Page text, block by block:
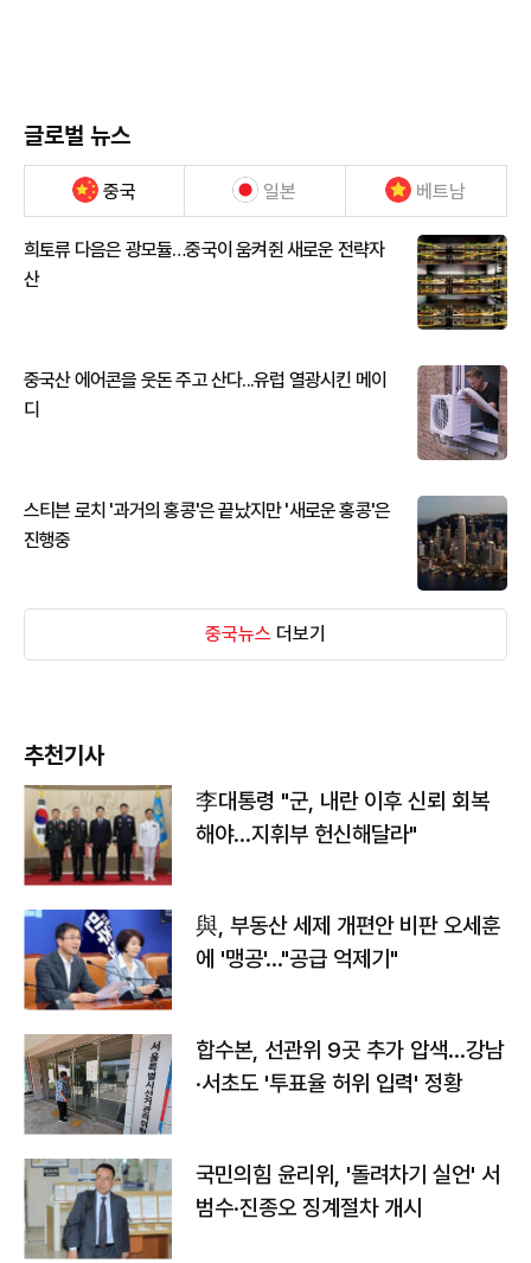
글로벌 뉴스
중국 일본 베트남
희토류 다음은 광모듈…중국이 움켜쥔 새로운 전략자
산
중국산 에어콘을 웃돈 주고 산다...유럽 열광시킨 메이
디
스티븐 로치 '과거의 홍콩'은 끝났지만 '새로운 홍콩'은
진행중
중국뉴스 더보기
추천기사
李대통령 "군, 내란 이후 신뢰 회복
해야…지휘부 헌신해달라"
與, 부동산 세제 개편안 비판 오세훈
에 '맹공'…"공급 억제기"
합수본, 선관위 9곳 추가 압색…강남
·서초도 '투표율 허위 입력' 정황
국민의힘 윤리위, '돌려차기 실언' 서
범수·진종오 징계절차 개시